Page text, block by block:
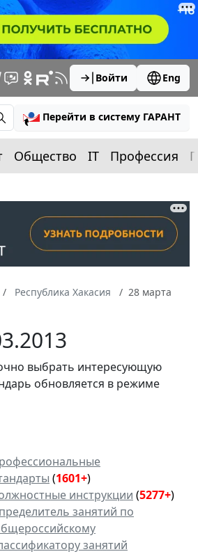
Войти Eng
Перейти в систему ГАРАНТ
Общество IT Профессия
Республика Хакасия
28 марта
выбрать интересующую
обновляется в режиме
(1601+)
инструкции (5277+)
занятий по
занятий